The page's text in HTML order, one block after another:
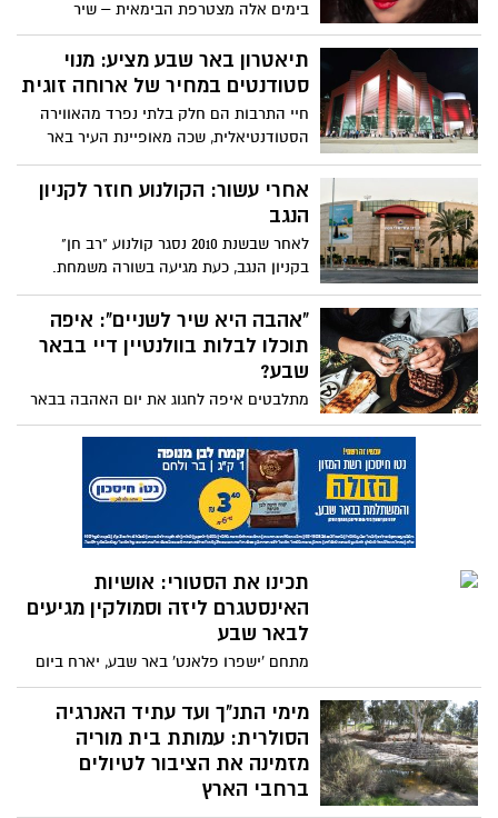
בימים אלה מצטרפת הבימאית – שיר
גולדברג לצוות ההנהלה של בית הספר
למשחק "גודמן" בניהולו של שמוליק יפרח
תיאטרון באר שבע מציע: מנוי
סטודנטים במחיר של ארוחה זוגית
חיי התרבות הם חלק בלתי נפרד מהאווירה
הסטודנטיאלית, שכה מאופיינת העיר באר
שבע והסטודנטים החיים בה ולפיכך,
אחרי עשור: הקולנוע חוזר לקניון
הנגב
לאחר שבשנת 2010 נסגר קולנוע "רב חן"
בקניון הנגב, כעת מגיעה בשורה משמחת.
רשת בתי הקולנוע גלובוס מקס צפויה לפתוח
12 אולמות קולנוע חדשים בעזריאלי הנגב
"אהבה היא שיר לשניים": איפה
תוכלו לבלות בוולנטיין דיי בבאר
שבע?
מתלבטים איפה לחגוג את יום האהבה בבאר
שבע? ריכזנו עבורכם את כל המסעדות
ומקומות הבילוי בהם תוכלו לצאת לבילוי
רומנטי מלא באהבה! כל הפרטים בכתבה
הבאה
תכינו את הסטורי: אושיות
האינסטגרם ליזה וסמולקין מגיעים
לבאר שבע
מתחם 'ישפרו פלאנט' באר שבע, יארח ביום
חמישי ה-21.02 בשעה 17:00, את הזוג הנוצץ
וכוכבי האינסטגרם ליזה ביך ואלכס סמולקין
להופעה מדהימה עם כל הלהיטים הכניסה
חופשית!
מימי התנ"ך ועד עתיד האנרגיה
הסולרית: עמותת בית מוריה
מזמינה את הציבור לטיולים
ברחבי הארץ